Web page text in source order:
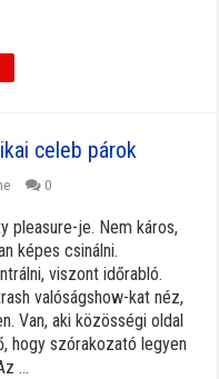
celeb párok
0
pleasure-je. Nem káros,
képes csinálni.
viszont időrabló.
valóságshow-kat néz,
Van, aki közösségi oldal
hogy szórakozató legyen
...